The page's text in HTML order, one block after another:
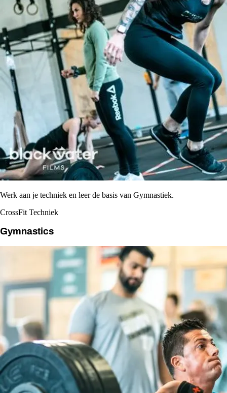
Werk aan je techniek en leer de basis van Gymnastiek.
CrossFit Techniek
Gymnastics